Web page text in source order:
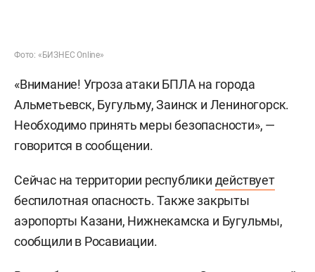
Фото: «БИЗНЕС Online»
«Внимание! Угроза атаки БПЛА на города
Альметьевск, Бугульму, Заинск и Лениногорск.
Необходимо принять меры безопасности», —
говорится в сообщении.
Сейчас на территории республики действует
беспилотная опасность. Также закрыты
аэропорты Казани, Нижнекамска и Бугульмы,
сообщили в Росавиации.